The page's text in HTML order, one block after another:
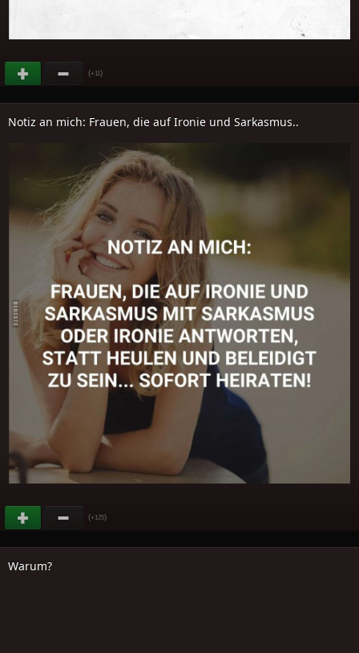
(+11)
Notiz an mich: Frauen, die auf Ironie und Sarkasmus..
(+125)
Warum?